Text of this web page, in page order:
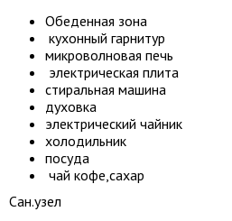
Обеденная зона
кухонный гарнитур
микроволновая печь
электрическая плита
стиральная машина
духовка
электрический чайник
холодильник
посуда
чай кофе,сахар
Сан.узел